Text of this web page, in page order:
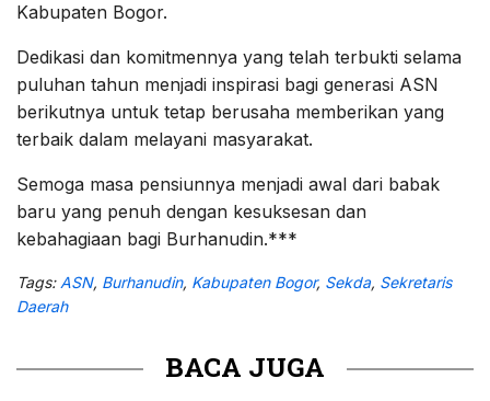
Kabupaten Bogor.
Dedikasi dan komitmennya yang telah terbukti selama
puluhan tahun menjadi inspirasi bagi generasi ASN
berikutnya untuk tetap berusaha memberikan yang
terbaik dalam melayani masyarakat.
Semoga masa pensiunnya menjadi awal dari babak
baru yang penuh dengan kesuksesan dan
kebahagiaan bagi Burhanudin.***
Tags: ASN, Burhanudin, Kabupaten Bogor, Sekda, Sekretaris
Daerah
BACA JUGA